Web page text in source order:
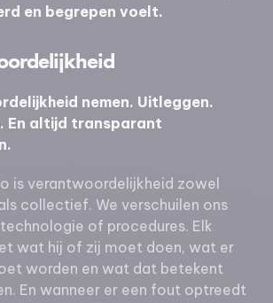
en begrepen voelt.
nemen. Uitleggen.
En altijd transparant
is verantwoordelijkheid zowel
collectief. We verschuilen ons
of procedures. Elk
wat hij of zij moet doen, wat er
worden en wat dat betekent
En wanneer er een fout optreedt